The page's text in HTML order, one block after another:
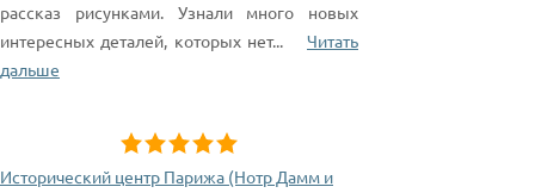
рассказ рисунками. Узнали много новых
интересных деталей, которых нет...
Читать
дальше
Исторический центр Парижа (Нотр Дамм и